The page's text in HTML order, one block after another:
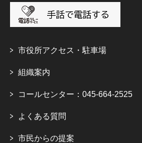
市役所アクセス・駐車場
組織案内
コールセンター：045-664-2525
よくある質問
市民からの提案